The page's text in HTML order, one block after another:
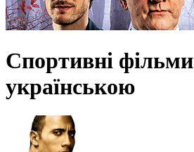
Спортивні фільми
українською